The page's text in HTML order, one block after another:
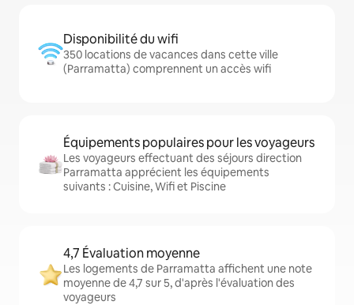
Disponibilité du wifi
350 locations de vacances dans cette ville
(Parramatta) comprennent un accès wifi
Équipements populaires pour les voyageurs
Les voyageurs effectuant des séjours direction
Parramatta apprécient les équipements
suivants : Cuisine, Wifi et Piscine
4,7 Évaluation moyenne
Les logements de Parramatta affichent une note
moyenne de 4,7 sur 5, d'après l'évaluation des
voyageurs